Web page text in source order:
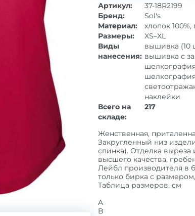
Артикул:
37-18R2199
Бренд:
Sol's
Материал:
хлопок
Размеры:
XS–XL
Виды
нанесения:
вышивка (10
вышивка с
наклейки
Всего на
складе:
217
Женственная,
Закругленный низ
спинка). Отделка
высшего качества,
Лейбл производителя в
только бирка с
Таблица размеров, см
A
B